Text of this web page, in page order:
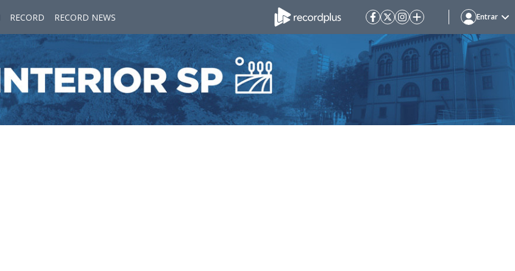
RECORD RECORD NEWS Entrar